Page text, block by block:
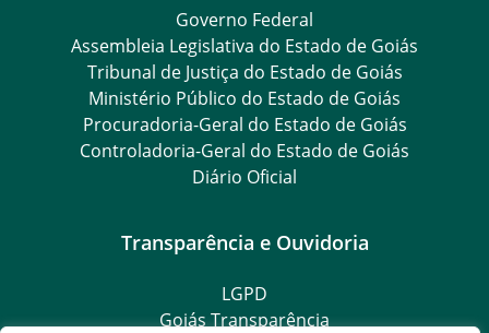
Governo Federal
Assembleia Legislativa do Estado de Goiás
Tribunal de Justiça do Estado de Goiás
Ministério Público do Estado de Goiás
Procuradoria-Geral do Estado de Goiás
Controladoria-Geral do Estado de Goiás
Diário Oficial
Transparência e Ouvidoria
LGPD
Goiás Transparência